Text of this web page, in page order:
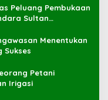
Peluang Pembukaan
Sultan
Menentukan
Sukses
Petani
Irigasi